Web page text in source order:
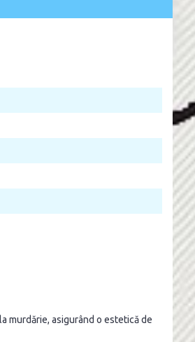
murdărie, asigurând o estetică de